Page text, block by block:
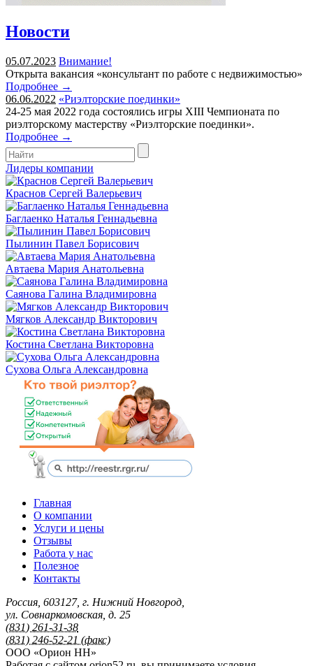
Новости
05.07.2023 Внимание!
Открыта вакансия «консультант по работе с недвижимостью»
Подробнее →
06.06.2022 «Риэлторские поединки»
24-25 мая 2022 года состоялись игры XIII Чемпионата по
риэлторскому мастерству «Риэлторские поединки».
Подробнее →
Лидеры компании
Краснов Сергей Валерьевич
Баглаенко Наталья Геннадьевна
Пылинин Павел Борисович
Автаева Мария Анатольевна
Саянова Галина Владимировна
Мягков Александр Викторович
Костина Светлана Викторовна
Сухова Ольга Александровна
Главная
О компании
Услуги и цены
Отзывы
Работа у нас
Полезное
Контакты
Россия 603127, г. Нижний Новгород
ул. Совнаркомовская, д. 25
(831) 261-31-38
(831) 246-52-21 (факс)
ООО «Орион НН»